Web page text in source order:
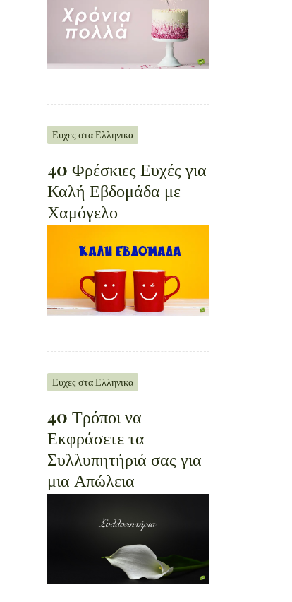
Ευχες στα Ελληνικα
40 Φρέσκιες Ευχές για
Καλή Εβδομάδα με
Χαμόγελο
Ευχες στα Ελληνικα
40 Τρόποι να
Εκφράσετε τα
Συλλυπητήριά σας για
μια Απώλεια